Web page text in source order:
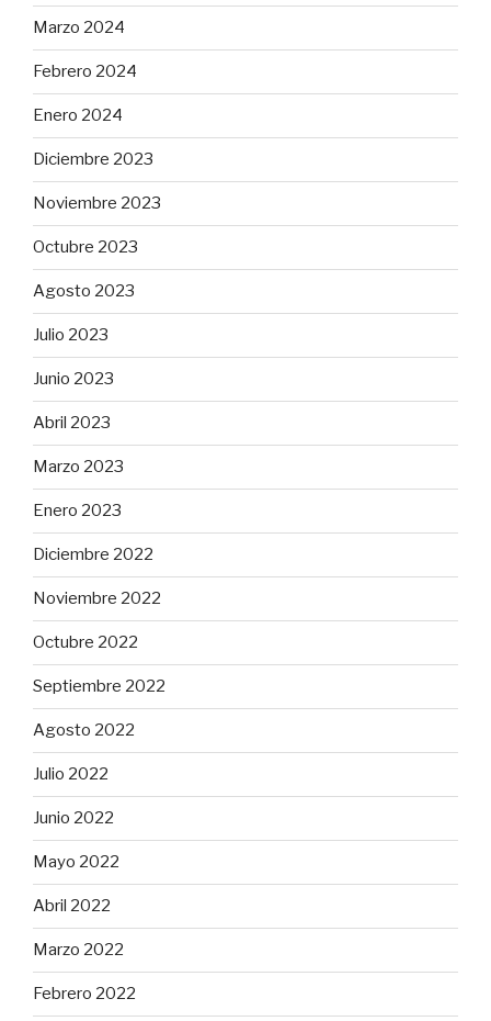
Marzo 2024
Febrero 2024
Enero 2024
Diciembre 2023
Noviembre 2023
Octubre 2023
Agosto 2023
Julio 2023
Junio 2023
Abril 2023
Marzo 2023
Enero 2023
Diciembre 2022
Noviembre 2022
Octubre 2022
Septiembre 2022
Agosto 2022
Julio 2022
Junio 2022
Mayo 2022
Abril 2022
Marzo 2022
Febrero 2022